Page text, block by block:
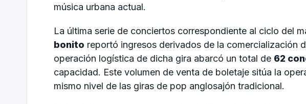
música urbana actual.
La última serie de conciertos correspondiente al ciclo del
bonito reportó ingresos derivados de la comercialización
operación logística de dicha gira abarcó un total de 62
capacidad. Este volumen de venta de boletaje sitúa la
mismo nivel de las giras de pop anglosajón tradicional.